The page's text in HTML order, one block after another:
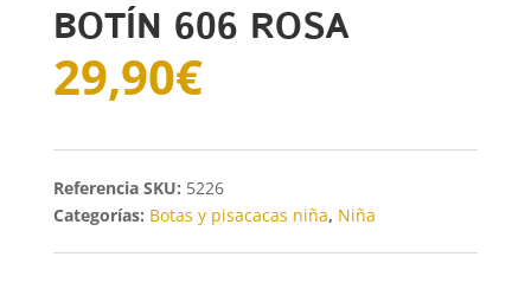
BOTÍN 606 ROSA
29,90€
SKU: 5226
Categorías: Botas y pisacacas niña, Niña